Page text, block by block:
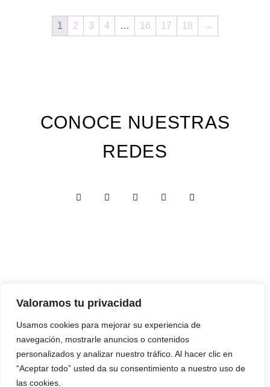
Valoramos tu privacidad
Usamos cookies para mejorar su experiencia de
navegación, mostrarle anuncios o contenidos
personalizados y analizar nuestro tráfico. Al hacer clic en
“Aceptar todo” usted da su consentimiento a nuestro uso de
las cookies.
1 2 3 4 … 16 17 18 →
CONOCE NUESTRAS
REDES
Custom Edition
Express Edition
Digital Edition
Papelería y Cajas